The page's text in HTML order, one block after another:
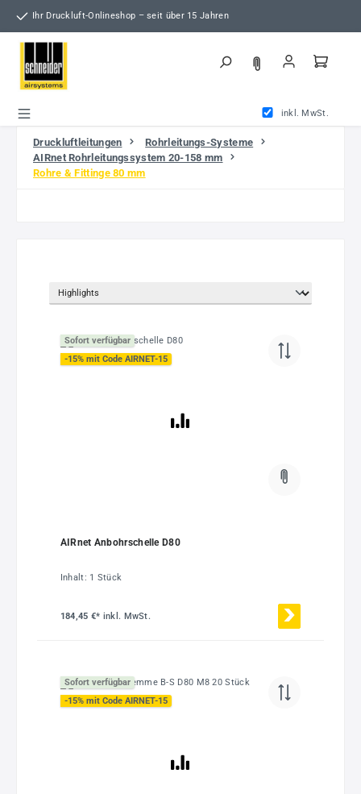
Zum Hauptinhalt springen
Ihr Druckluft-Onlineshop – seit über 15 Jahren
inkl. MwSt.
Druckluftleitungen
Rohrleitungs-Systeme
AIRnet Rohrleitungssystem 20-158 mm
Rohre & Fittinge 80 mm
Sofort verfügbar
-15% mit Code AIRNET-15
AIRnet Anbohrschelle D80
Inhalt: 1 Stück
184,45 €* inkl. MwSt.
Sofort verfügbar
-15% mit Code AIRNET-15